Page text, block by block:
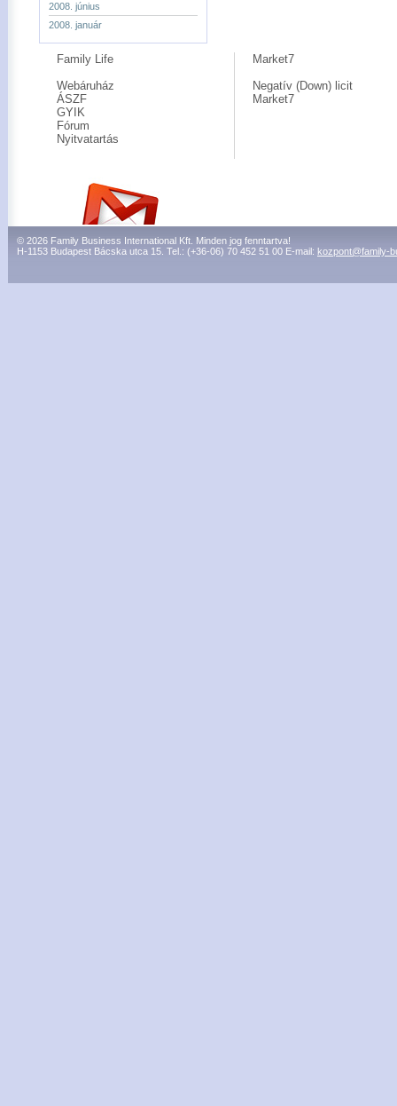
2008. június
2008. január
Family Life
Webáruház
ÁSZF
GYIK
Fórum
Nyitvatartás
Market7
Negatív (Down) licit
Market7
© 2026 Family Business International Kft. Minden jog fenntartva!
H-1153 Budapest Bácska utca 15. Tel.: (+36-06) 70 452 51 00 E-mail: kozpont@family-